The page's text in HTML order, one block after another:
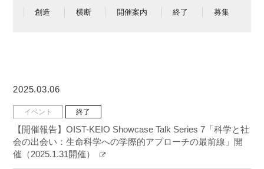
創造 横断 開催案内 終了 募集
2025.03.06
イベント 終了
【開催報告】OIST-KEIO Showcase Talk Series 7「科学と社
会の出会い：生命科学への学際的アプローチの最前線」開
催（2025.1.31開催）